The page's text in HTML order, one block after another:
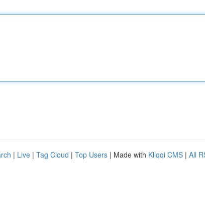
| Live | Tag Cloud | Top Users | Made with Kliqqi CMS | All